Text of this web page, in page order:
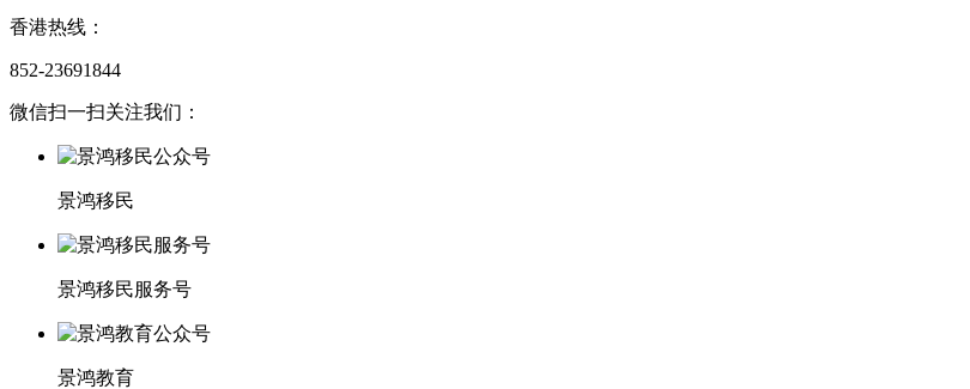
香港热线：
852-23691844
微信扫一扫关注我们：
景鸿移民
景鸿移民服务号
景鸿教育